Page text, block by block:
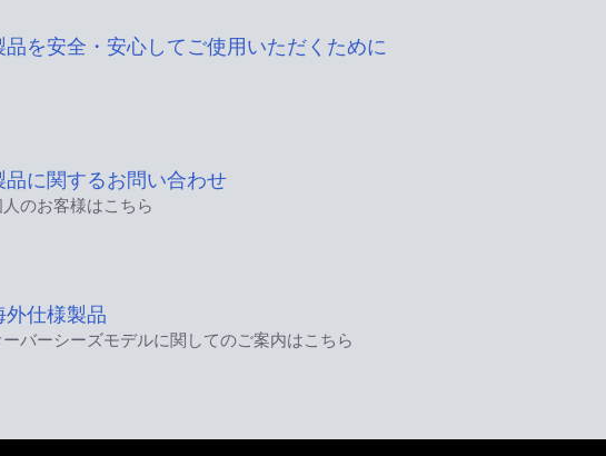
品を安全・安心してご使用いただくために
品に関するお問い合わせ
のお客様はこちら
外仕様製品
ーバーシーズモデルに関してのご案内はこちら